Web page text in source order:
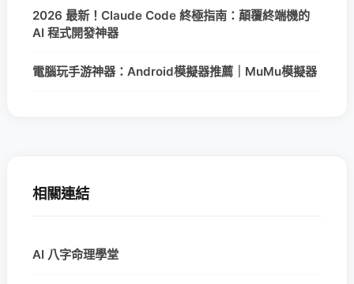
2026 最新！Claude Code 終極指南：顛覆終端機的
AI 程式開發神器
電腦玩手游神器：Android模擬器推薦｜MuMu模擬器
相關連結
AI 八字命理學堂